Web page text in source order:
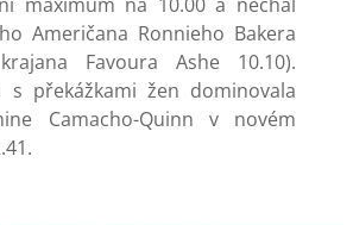
Američana Ronnieho Bakera
Favoura Ashe 10.10).
s překážkami žen dominovala
Camacho-Quinn v novém